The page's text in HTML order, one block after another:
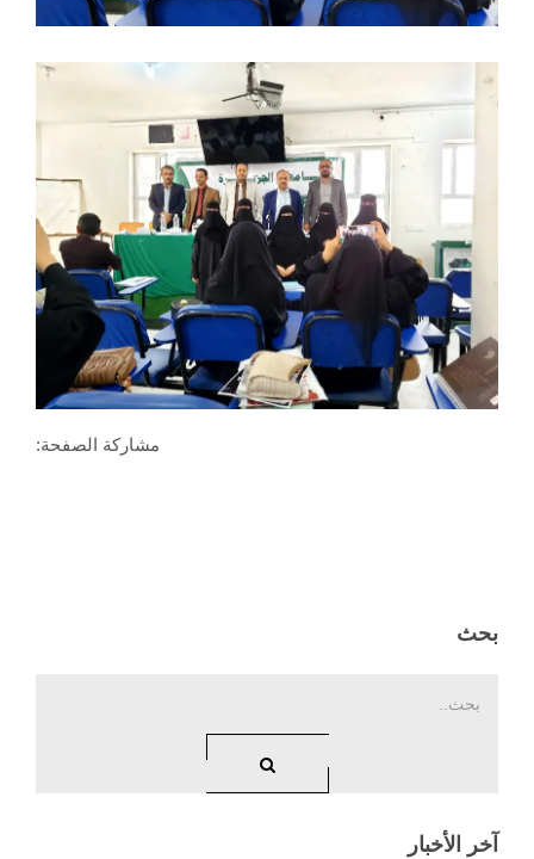
مشاركة الصفحة:
بحث
آخر الأخبار